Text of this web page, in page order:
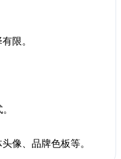
限。
像、品牌色板等。